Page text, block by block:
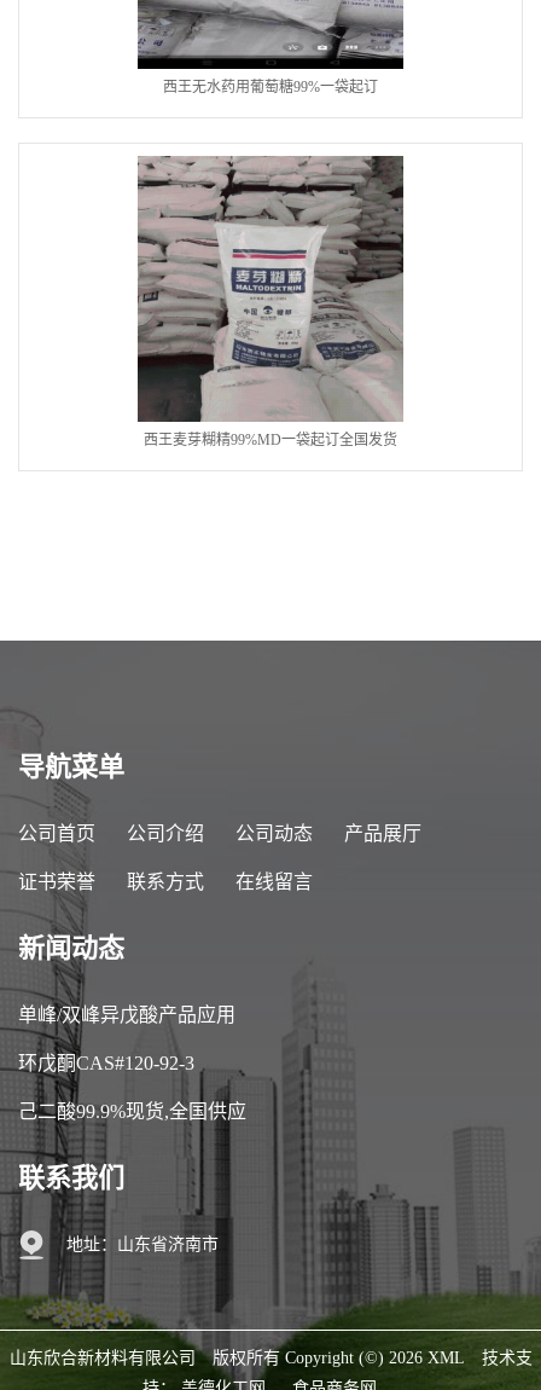
西王无水药用葡萄糖99%一袋起订
西王麦芽糊精99%MD一袋起订全国发货
导航菜单
公司首页 公司介绍 公司动态 产品展厅
证书荣誉 联系方式 在线留言
新闻动态
单峰/双峰异戊酸产品应用
环戊酮CAS#120-92-3
己二酸99.9%现货,全国供应
联系我们
地址：山东省济南市
山东欣合新材料有限公司 版权所有 Copyright (©) 2026XML
技术支